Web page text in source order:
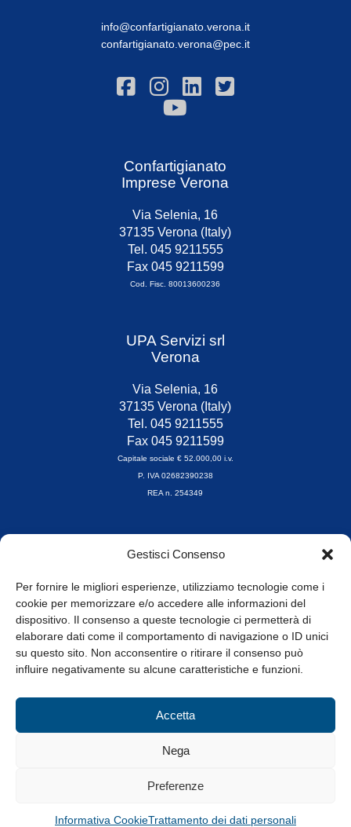
Gestisci Consenso
Per fornire le migliori esperienze, utilizziamo tecnologie come i
cookie per memorizzare e/o accedere alle informazioni del
dispositivo. Il consenso a queste tecnologie ci permetterà di
elaborare dati come il comportamento di navigazione o ID unici
su questo sito. Non acconsentire o ritirare il consenso può
influire negativamente su alcune caratteristiche e funzioni.
Accetta
Nega
Preferenze
Informativa CookieTrattamento dei dati personali
info@confartigianato.verona.it
confartigianato.verona@pec.it
Confartigianato
Imprese Verona
Via Selenia, 16
37135 Verona (Italy)
Tel. 045 9211555
Fax 045 9211599
Cod. Fisc. 80013600236
UPA Servizi srl
Verona
Via Selenia, 16
37135 Verona (Italy)
Tel. 045 9211555
Fax 045 9211599
Capitale sociale € 52.000,00 i.v.
P. IVA 02682390238
REA n. 254349
Orari di apertura
8.30-13.00 / 14.00-17.30
Whistleblowing
© Tutti i diritti riservati
Privacy Policy e Cookie|Informativa Cookie